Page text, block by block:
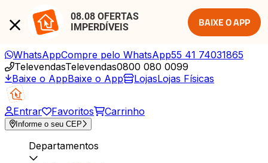
08.08 OFERTAS
IMPERDÍVEIS
BAIXE O APP
WhatsAppCompre pelo WhatsApp55 41 74031865
TelevendasTelevendas0800 080 0099
Baixe o AppBaixe o App LojasLojas Físicas
Entrar Favoritos Carrinho
Informe o seu CEP
Departamentos